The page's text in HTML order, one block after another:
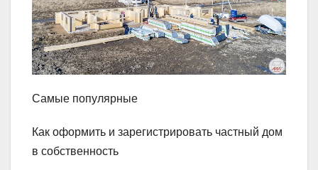
Самые популярные
Как оформить и зарегистрировать частный дом
в собственность